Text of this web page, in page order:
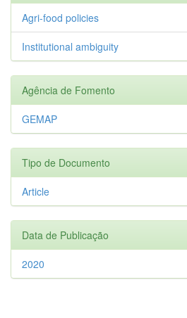
Agri-food policies
Institutional ambiguity
Agência de Fomento
GEMAP
Tipo de Documento
Article
Data de Publicação
2020